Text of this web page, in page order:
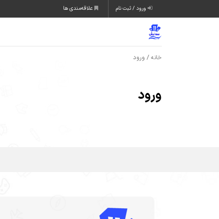
ورود / ثبت نام علاقه‌مندی ها
خانه / ورود
ورود